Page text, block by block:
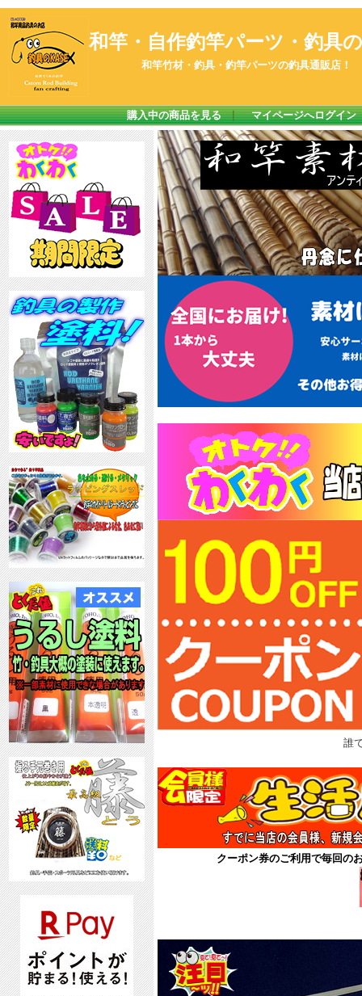
和竿・自作釣竿パーツ・釣具の
和竿竹材・釣具・釣竿パーツの釣具通販店！
購入中の商品を見る｜ マイページへログイン
誰
クーポン券のご利用で毎回の